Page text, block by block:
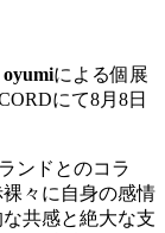
oyumiによる個展
にて8月8日
ンドとのコラ
々に自身の感情
共感と絶大な支